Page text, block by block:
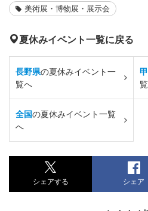
美術展・博物展・展示会
夏休みイベント一覧に戻る
長野県の夏休みイベント一
覧へ
全国の夏休みイベント一覧
へ
シェアする シェア